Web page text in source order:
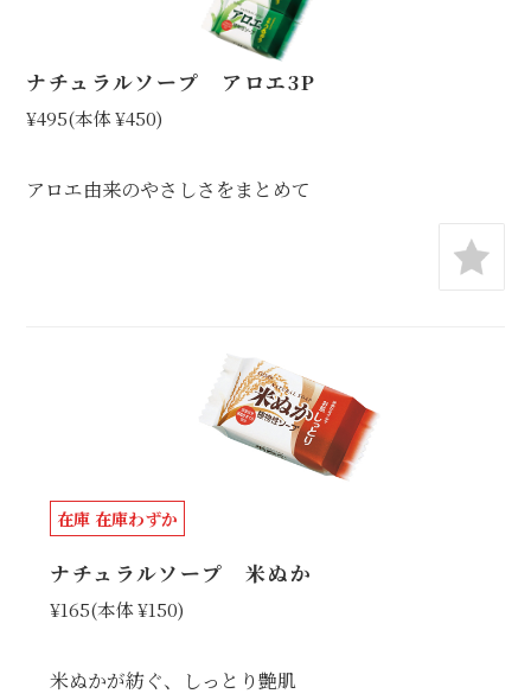
ナチュラルソープ アロエ3P
¥495(本体 ¥450)
アロエ由来のやさしさをまとめて
在庫 在庫わずか
ナチュラルソープ 米ぬか
¥165(本体 ¥150)
米ぬかが紡ぐ、しっとり艶肌